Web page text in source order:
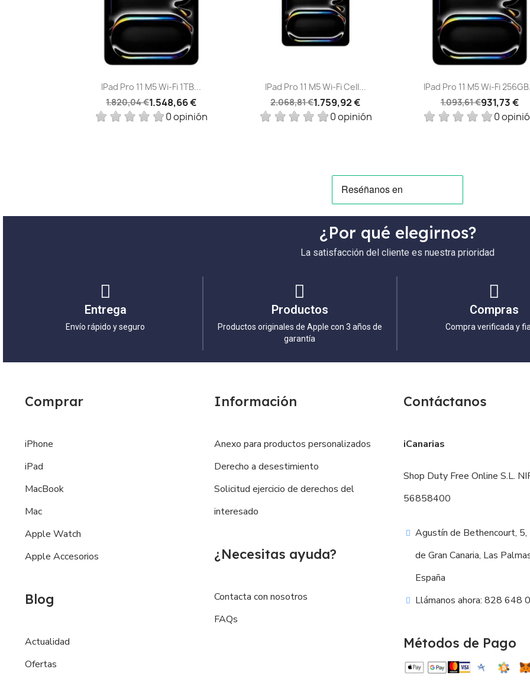
Vista rápida
IPad Pro 11 M5 Wi‑Fi 1TB...
1.820,04 €1.548,66 €
0 opinión
Vista rápida
IPad Pro 11 M5 Wi-Fi Cell...
2.068,81 €1.759,92 €
0 opinión
 Vista rápida
IPad Pro 11 M5 Wi‑Fi
1.093,61 €931,73 €
0
¿Por qué elegirnos?
La satisfacción del cliente es nuestra prioridad
Entrega
Envío rápido y seguro
Productos
Productos originales de Apple con 3 años de
garantía
Compras
Compra verificada y
Comprar
iPhone
iPad
MacBook
Mac
Apple Watch
Apple Accesorios
Blog
Actualidad
Ofertas
Información
Anexo para productos personalizados
Derecho a desestimiento
Solicitud ejercicio de derechos del
interesado
¿Necesitas ayuda?
Contacta con nosotros
FAQs
Contáctanos
iCanarias
Shop Duty Free Online S.L.
56858400
Agustín de Bethencourt, 5,
de Gran Canaria, Las
España
Llámanos ahora: 828 648
Métodos de Pago